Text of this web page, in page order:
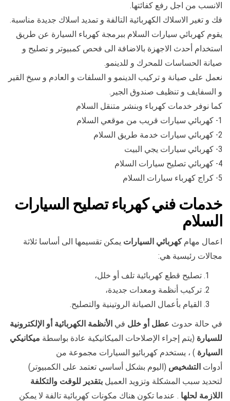
الانسب من اجل رفع كفائتها.
فك و تغير الاسلاك الكهربائية التالفة و تمديد اسلاك جديدة مناسبة.
يقوم كهربائي سيارات السلام ببرمجة كهرباء السيارة عن طريق
استخدام أحدث الاجهزة بالاضافة الى فحص كمبيوتر و تصليح و
صيانة الحساسات للمحرك و للدينمو.
نعمل على صيانة و تركيب الدينمو و السلفات و العادم و سيخ القير
و السفايف و تنظيف صندوق الجير.
كما نوفر خدمات كهرباء وبنشر متنقل السلام
1- كهربائي سيارات قريب من موقعي السلام
2- كهربائي سيارات خدمة طريق السلام
3- كهربائي سيارات يجي البيت
4- كهربائي تصليح سيارات السلام
5- كراج كهرباء سيارات السلام
خدمات فني كهرباء تصليح السيارات
السلام
اعمال مهامكهربائي السيارات يمكن تقسيمها الى أساسا ثلاثة
مجالات رئيسية هي:
تصليح قطع كهربائية تلف أو خلل،
تركيب أنظمة ومعدات جديدة،
القيام بأعمال الصيانة الروتينية والتصليح.
في حالة حدوث عطل أو خلل في الأنظمة الكهربائية أو الإلكترونية
للسيارة (يتم إجراء الإصلاحات الميكانيكية عادة بواسطة ميكانيكي
السيارة ) ، يستخدم كهربائيو السيارات مجموعة من
أدوات التشخيص (اليوم بشكل أساسي تعتمد على الكمبيوتر)
لتحديد سبب المشكلة وتزويد العميل بتقدير للوقت والتكلفة
اللازمة لحلها . عندما تكون هناك مكونات كهربائية تالفة لا يمكن